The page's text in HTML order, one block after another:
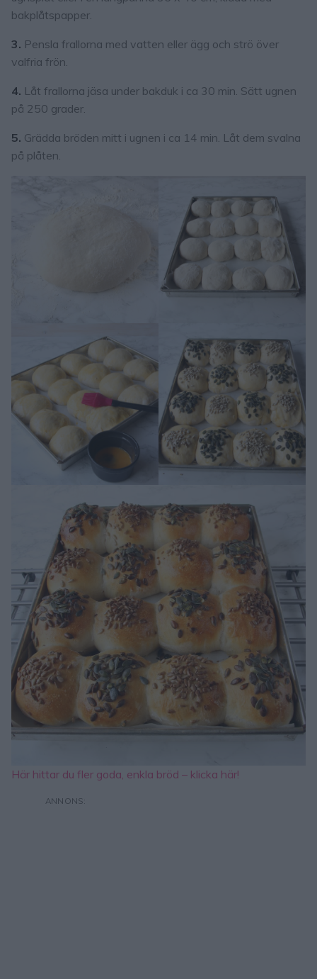
bakplåtspapper.
3. Pensla frallorna med vatten eller ägg och strö över
valfria frön.
4. Låt frallorna jäsa under bakduk i ca 30 min. Sätt ugnen
på 250 grader.
5. Grädda bröden mitt i ugnen i ca 14 min. Låt dem svalna
på plåten.
Här hittar du fler goda, enkla bröd – klicka här!